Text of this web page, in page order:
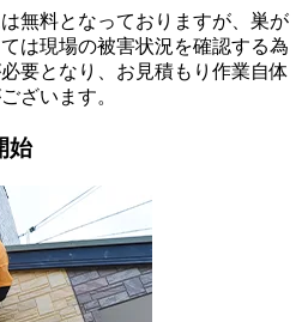
無料となっておりますが、巣が
は現場の被害状況を確認する為
要となり、お見積もり作業自体
ざいます。
始